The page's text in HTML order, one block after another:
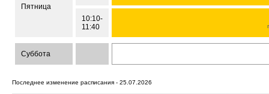
Пятница
10:10-
11:40
Суббота
Последнее изменение расписания - 25.07.2026